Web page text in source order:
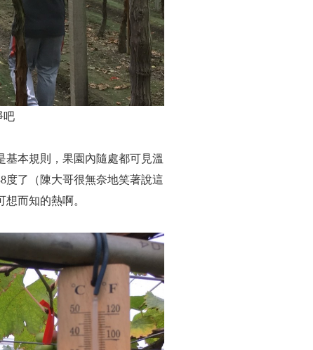
吧
基本規則，果園內隨處都可見溫
度了（陳大哥很無奈地笑著說這
而知的熱啊。